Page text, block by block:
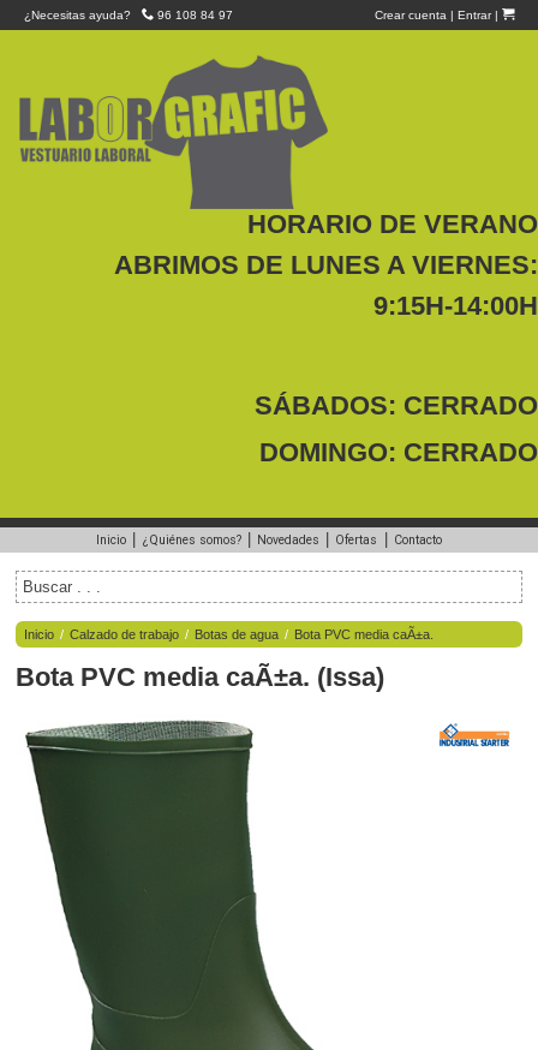
¿Necesitas ayuda? 96 108 84 97 Crear cuenta | Entrar|
HORARIO DE VERANO
ABRIMOS DE LUNES A VIERNES:
9:15H-14:00H
SÁBADOS: CERRADO
DOMINGO: CERRADO
Inicio ¿Quiénes somos? Novedades Ofertas Contacto
Inicio / Calzado de trabajo / Botas de agua / Bota PVC media caÃ±a.
Bota PVC media caÃ±a. (Issa)